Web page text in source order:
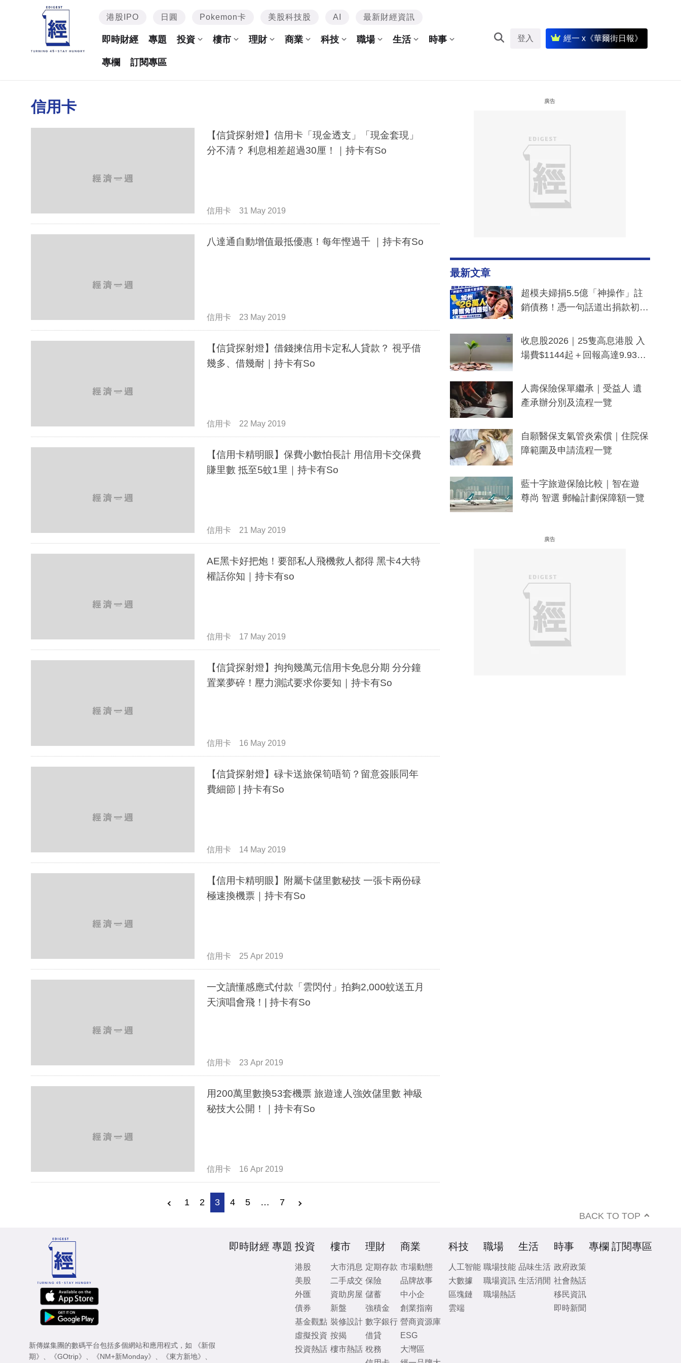
港股IPO 日圓 Pokemon卡 美股科技股 AI 最新財經資訊
即時財經 專題 投資 樓市 理財 商業 科技 職場 生活 時事
專欄 訂閱專區
登入 經一 x《華爾街日報》
信用卡
【信貸探射燈】信用卡「現金透支」「現金套現」
分不清？ 利息相差超過30厘！｜持卡有So
信用卡 31 May 2019
八達通自動增值最抵優惠！每年慳過千 ｜持卡有So
信用卡 23 May 2019
【信貸探射燈】借錢揀信用卡定私人貸款？ 視乎借
幾多、借幾耐｜持卡有So
信用卡 22 May 2019
【信用卡精明眼】保費小數怕長計 用信用卡交保費
賺里數 抵至5蚊1里｜持卡有So
信用卡 21 May 2019
AE黑卡好把炮！要部私人飛機救人都得 黑卡4大特
權話你知｜持卡有so
信用卡 17 May 2019
【信貸探射燈】拘拘幾萬元信用卡免息分期 分分鐘
置業夢碎！壓力測試要求你要知｜持卡有So
信用卡 16 May 2019
【信貸探射燈】碌卡送旅保筍唔筍？留意簽賬同年
費細節 | 持卡有So
信用卡 14 May 2019
【信用卡精明眼】附屬卡儲里數秘技 一張卡兩份碌
極速換機票｜持卡有So
信用卡 25 Apr 2019
一文讀懂感應式付款「雲閃付」拍夠2,000蚊送五月
天演唱會飛！| 持卡有So
信用卡 23 Apr 2019
用200萬里數換53套機票 旅遊達人強效儲里數 神級
秘技大公開！｜持卡有So
信用卡 16 Apr 2019
1 2 3 4 5 … 7
廣告
最新文章
超模夫婦捐5.5億「神操作」註
銷債務！憑一句話道出捐款初
一度被誤當詐騙手段
收息股2026｜25隻高息港股 入
場費$1144起＋回報高達9.93
人壽保險保單繼承｜受益人 遺
產承辦分別及流程一覽
自願醫保支氣管炎索償｜住院保
障範圍及申請流程一覽
藍十字旅遊保險比較｜智在遊
尊尚 智選 郵輪計劃保障額一覽
廣告
BACK TO TOP
新傳媒集團的數碼平台包括多個網站和應用程式，如
《新假
期》
《GOtrip》 《NM+新Monday》 《東方新地》
即時財經 專題 投資
港股
美股
外匯
債券
基金觀點
虛擬投資
投資熱話
樓市
大市消息
二手成交
資助房屋
新盤
裝修設計
按揭
樓市熱話
理財
定期存款
保險
儲蓄
強積金
數字銀行
借貸
稅務
商業
市場動態
品牌故事
中小企
創業指南
營商資源庫
ESG
大灣區
科技
人工智能
大數據
區塊鏈
雲端
職場
職場技能
職場資訊
職場熱話
生活
品味生活
生活消閒
時事
政府政策
社會熱話
移民資訊
即時新聞
專欄 訂閱專區